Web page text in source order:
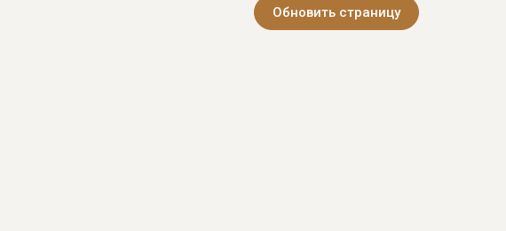
Обновить страницу